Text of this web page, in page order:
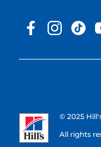
© 2025
All rights